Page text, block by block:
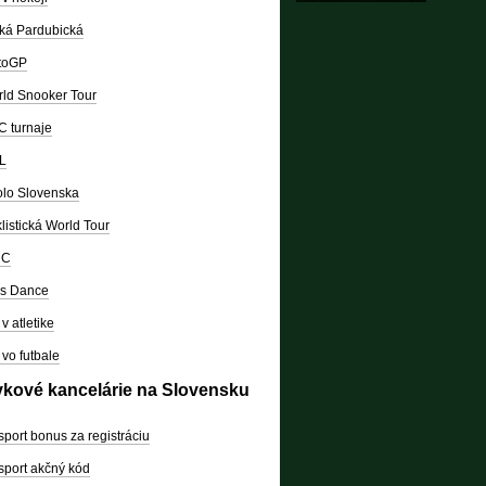
Pardubická
Snooker Tour
turnaje
Slovenska
World Tour
Dance
atletike
futbale
kancelárie na Slovensku
bonus za registráciu
akčný kód